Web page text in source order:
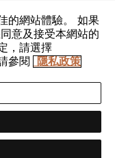
的網站體驗。 如果
意及接受本網站的
，請選擇
參閱
隱私政策